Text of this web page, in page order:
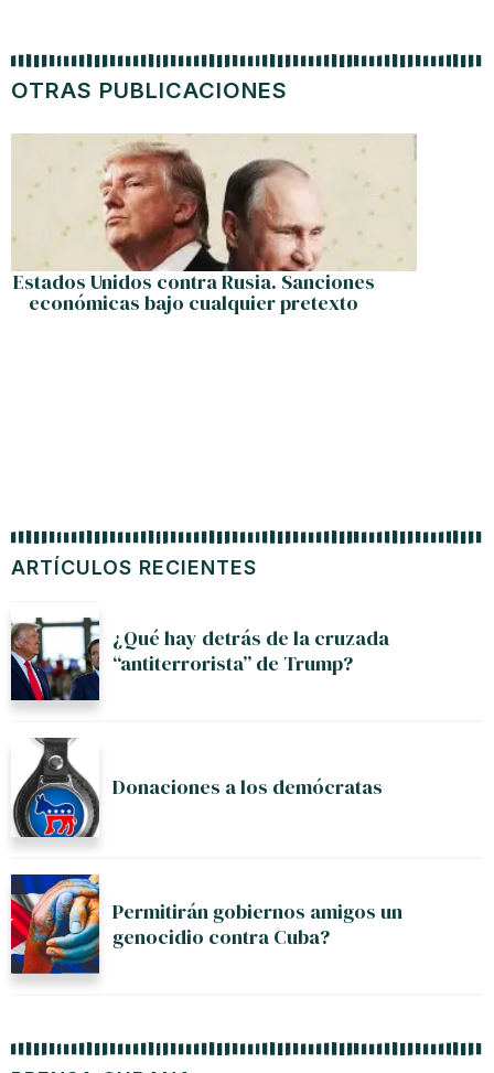
ARTÍCULOS RECIENTES
¿Qué hay detrás de la cruzada
“antiterrorista” de Trump?
Donaciones a los demócratas
Permitirán gobiernos amigos un
genocidio contra Cuba?
OTRAS PUBLICACIONES
Estados Unidos contra Rusia. Sanciones
económicas bajo cualquier pretexto